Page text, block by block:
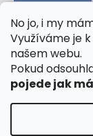
No jo, i my
Využíváme je
našem webu.
Pokud
pojede jak
🟢